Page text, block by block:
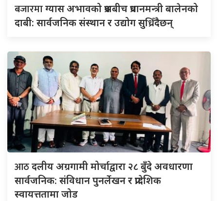
बजारमाग्यास अभावको प्रश्नबीच प्रधानमन्त्री बालेनको
दाबी: सार्वजनिक संस्थान र उद्योग सुध्रिँदैछन्
आठदलीय अग्रगामी मोर्चाद्वारा २८ बुँदे अवधारणा
सार्वजनिक: संविधान पुनर्लेखन र प्रादेशिक
स्वायत्ततामा जोड